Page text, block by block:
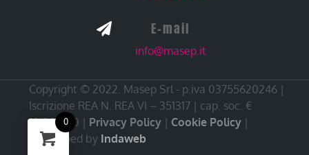
 E-mail
info@masep.it
Copyright © 2022. Masep Srl - p.iva 03755620246 |
Iscrizione REA N. REA VI – 351317 | cap. soc. €
10.000,00 | Privacy Policy | Cookie Policy |
Developed by Indaweb
0